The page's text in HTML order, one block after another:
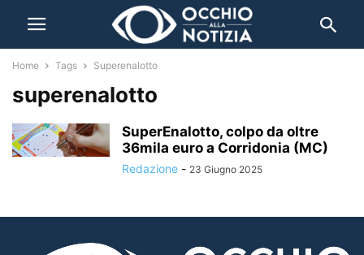
Home Tags Superenalotto
superenalotto
SuperEnalotto, colpo da oltre
36mila euro a Corridonia (MC)
Redazione - 23 Giugno 2025